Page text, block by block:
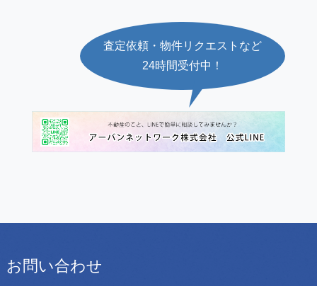
査定依頼・物件リクエストなど
24時間受付中！
お問い合わせ